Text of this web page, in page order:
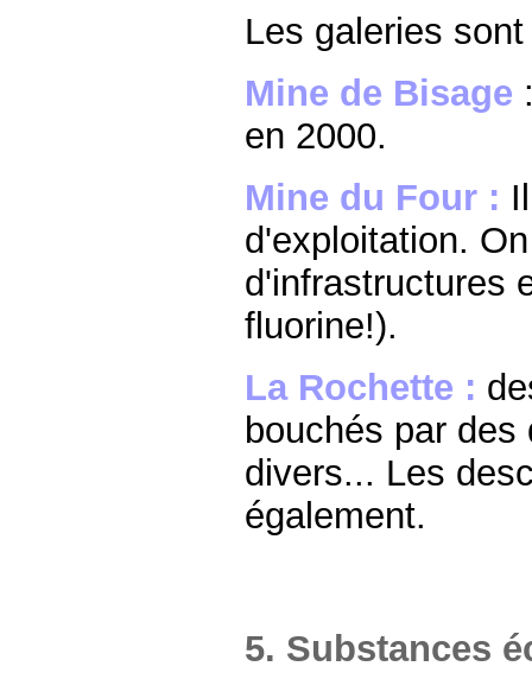
Les galeries
Mine de Bisage
en 2000.
Mine du Four :
d'exploitation.
d'infrastructures
fluorine!).
La Rochette :
bouchés par
divers... Les
également.
5. Substances